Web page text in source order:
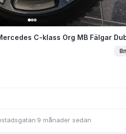
Mercedes C-klass Org
C-klass Org MB Fälgar
·9 månader sedan